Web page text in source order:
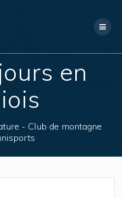
en
- Club de montagne